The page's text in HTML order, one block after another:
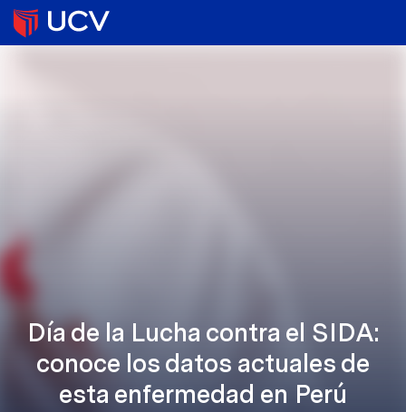
Día de la Lucha contra el SIDA:
conoce los datos actuales de
esta enfermedad en Perú